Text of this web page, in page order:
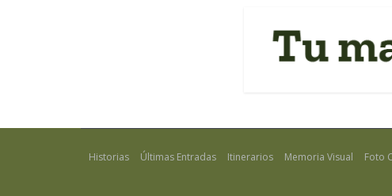
Historias Últimas Entradas Itinerarios Memoria Visual Foto